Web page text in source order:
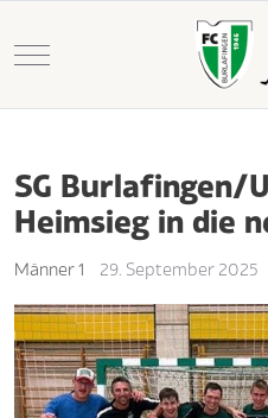
Mobile Menu Toggle
SG Burlafingen/
Heimsieg in die
Männer 1 29. September 2025